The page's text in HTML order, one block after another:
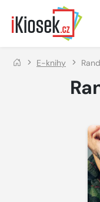
Přejít na hlavní obsah
E-knihy